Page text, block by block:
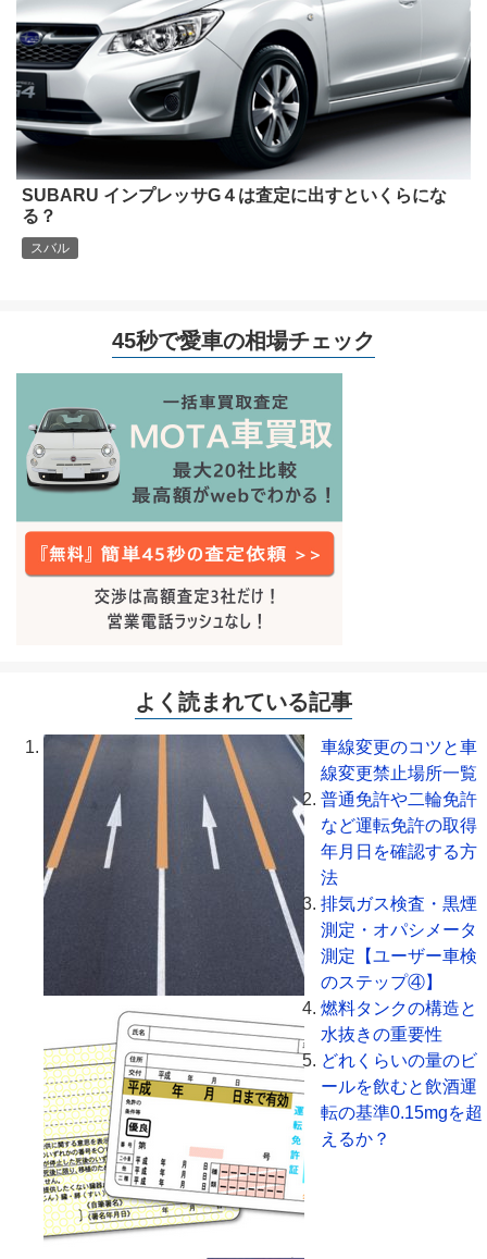
SUBARU インプレッサG４は査定に出すといくらにな
る？
スバル
45秒で愛車の相場チェック
よく読まれている記事
車線変更のコツと車
線変更禁止場所一覧
普通免許や二輪免許
など運転免許の取得
年月日を確認する方
法
排気ガス検査・黒煙
測定・オパシメータ
測定【ユーザー車検
のステップ④】
燃料タンクの構造と
水抜きの重要性
どれくらいの量のビ
ールを飲むと飲酒運
転の基準0.15mgを超
えるか？